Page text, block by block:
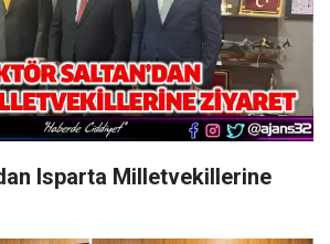
Isparta Milletvekillerine